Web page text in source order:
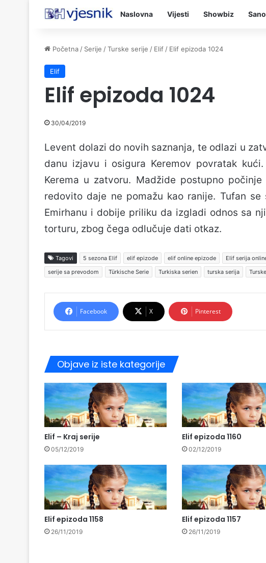
Naslovna Vijesti Showbiz
Početna / Serije /Turske serije / Elif / Elif epizoda 1024
Elif
Elif epizoda 1024
30/04/2019
Levent dolazi do novih saznanja, te odlazi u
danu izjavu i osigura Keremov povratak
Kerema u zatvoru. Madžide postupno
redovito daje ne pomažu kao ranije. Tufan
Emirhanu i dobije priliku da izgladi odnos sa
torturu, zbog čega odlučuje dati otkaz.
Tagovi 5 sezona Elif elif epizode elif online epizode Elif serija
serije sa prevodom
Türkische Serie Turkiska serien turska serija
Facebook X Pinterest
Objave iz iste kategorije
Elif – Kraj serije
05/12/2019
Elif epizoda 1160
02/12/2019
Elif epizoda 1158
26/11/2019
Elif epizoda 1157
26/11/2019